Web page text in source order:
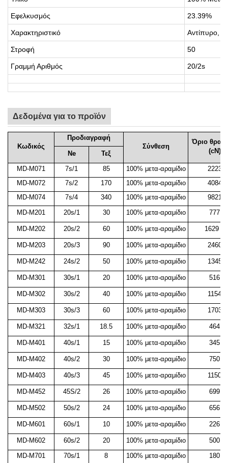
Εφελκυσμός 23.39%
Χαρακτηριστικό Αντίπυρο,
Στροφή 50
Γραμμή Αριθμός 20/2s
Δεδομένα για το προϊόν
Κωδικός
Προδιαγραφή
Σύνθεση
Όριο
(cN)
Ne
Τεξ
MD-M071
7s/1 85 100% μετα-αραμίδιο
2223
MD-M072
7s/2 170 100% μετα-αραμίδιο
4084
MD-M074
7s/4 340 100% μετα-αραμίδιο
9821
MD-M201
20s/1 30 100% μετα-αραμίδιο 777
MD-M202 20s/2 60 100% μετα-αραμίδιο 1629 2
MD-M203 20s/3 90 100% μετα-αραμίδιο 2460
MD-M242 24s/2 50 100% μετα-αραμίδιο 1345
MD-M301 30s/1 20 100% μετα-αραμίδιο 516
MD-M302 30s/2 40 100% μετα-αραμίδιο 1154
MD-M303 30s/3 60 100% μετα-αραμίδιο 1703
MD-M321 32s/1 18.5 100% μετα-αραμίδιο 464
MD-M401 40s/1 15 100% μετα-αραμίδιο 345
MD-M402 40s/2 30 100% μετα-αραμίδιο 750
MD-M403 40s/3 45 100% μετα-αραμίδιο 1150
MD-M452 45S/2 26 100% μετα-αραμίδιο 699
MD-M502 50s/2 24 100% μετα-αραμίδιο 656
MD-M601 60s/1 10 100% μετα-αραμίδιο 226
MD-M602 60s/2 20 100% μετα-αραμίδιο
500
MD-M701
70s/1 8 100% μετα-αραμίδιο
180